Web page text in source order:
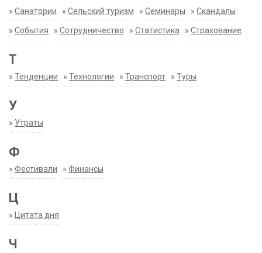
» Санатории » Сельский туризм » Семинары » Скандалы
» События » Сотрудничество » Статистика » Страхование
Т
» Тенденции » Технологии » Транспорт » Туры
У
» Утраты
Ф
» Фестивали » Финансы
Ц
» Цитата дня
Ч